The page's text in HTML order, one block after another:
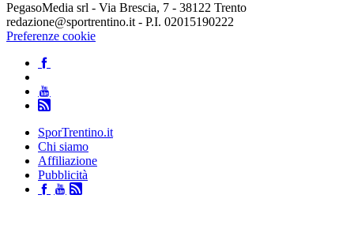
PegasoMedia srl - Via Brescia, 7 - 38122 Trento
redazione@sportrentino.it - P.I. 02015190222
Preferenze cookie
SporTrentino.it
Chi siamo
Affiliazione
Pubblicità